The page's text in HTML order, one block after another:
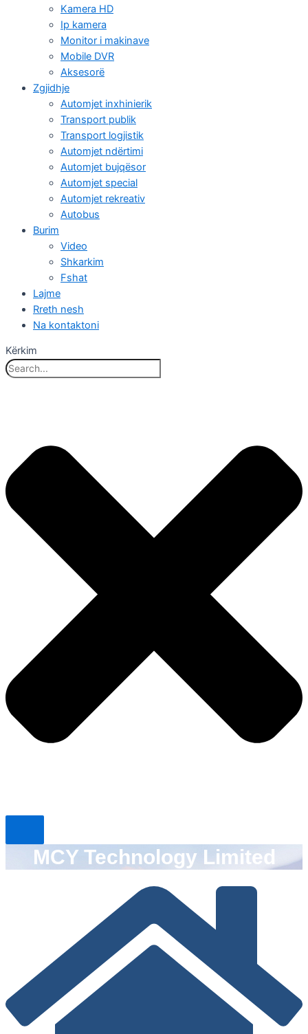
Kamera HD
Ip kamera
Monitor i makinave
Mobile DVR
Aksesorë
Zgjidhje
Automjet inxhinierik
Transport publik
Transport logjistik
Automjet ndërtimi
Automjet bujqësor
Automjet special
Automjet rekreativ
Autobus
Burim
Video
Shkarkim
Fshat
Lajme
Rreth nesh
Na kontaktoni
Kërkim
MCY Technology Limited